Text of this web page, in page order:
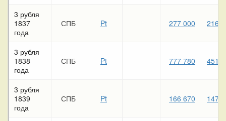
3 рубля
1837
года
СПБ Pt 277 000 216
3 рубля
1838
года
СПБ Pt 777 780 451
3 рубля
1839
года
СПБ Pt 166 670 147